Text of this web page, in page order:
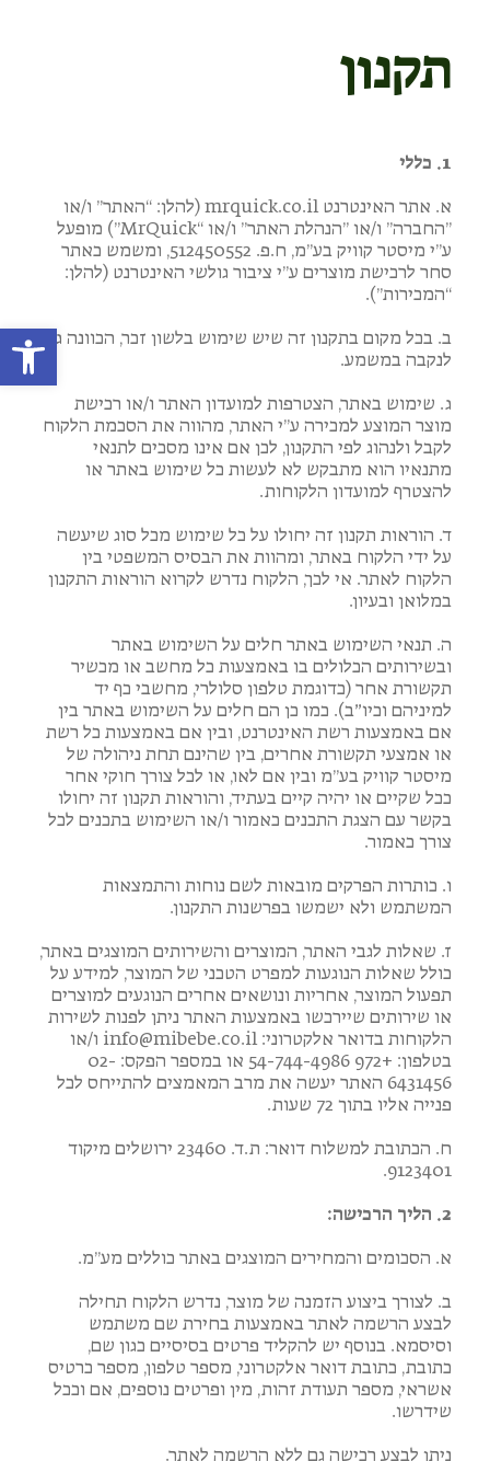
תקנון
1. כללי
א. אתר האינטרנט mrquick.co.il (להלן: “האתר” ו/או
”החברה” ו/או ”הנהלת האתר” ו/או “MrQuick”) מופעל
ע”י מיסטר קוויק בע”מ, ח.פ. 512450552, ומשמש כאתר
סחר לרכישת מוצרים ע”י ציבור גולשי האינטרנט (להלן:
“המכירות”).
ב. בכל מקום בתקנון זה שיש שימוש בלשון זכר, הכוונה גם
לנקבה במשמע.
ג. שימוש באתר, הצטרפות למועדון האתר ו/או רכישת
מוצר המוצע למכירה ע”י האתר, מהווה את הסכמת הלקוח
לקבל ולנהוג לפי התקנון, לכן אם אינו מסכים לתנאי
מתנאיו הוא מתבקש לא לעשות כל שימוש באתר או
להצטרף למועדון הלקוחות.
ד. הוראות תקנון זה יחולו על כל שימוש מכל סוג שיעשה
על ידי הלקוח באתר, ומהוות את הבסיס המשפטי בין
הלקוח לאתר. אי לכך, הלקוח נדרש לקרוא הוראות התקנון
במלואן ובעיון.
ה. תנאי השימוש באתר חלים על השימוש באתר
ובשירותים הכלולים בו באמצעות כל מחשב או מכשיר
תקשורת אחר (כדוגמת טלפון סלולרי, מחשבי כף יד
למיניהם וכיו״ב). כמו כן הם חלים על השימוש באתר בין
אם באמצעות רשת האינטרנט, ובין אם באמצעות כל רשת
או אמצעי תקשורת אחרים, בין שהינם תחת ניהולה של
מיסטר קוויק בע”מ ובין אם לאו, או לכל צורך חוקי אחר
ככל שקיים או יהיה קיים בעתיד, והוראות תקנון זה יחולו
בקשר עם הצגת התכנים כאמור ו/או השימוש בתכנים לכל
צורך כאמור.
ו. כותרות הפרקים מובאות לשם נוחות והתמצאות
המשתמש ולא ישמשו בפרשנות התקנון.
ז. שאלות לגבי האתר, המוצרים והשירותים המוצגים באתר,
כולל שאלות הנוגעות למפרט הטכני של המוצר, למידע על
תפעול המוצר, אחריות ונושאים אחרים הנוגעים למוצרים
או שירותים שיירכשו באמצעות האתר ניתן לפנות לשירות
הלקוחות בדואר אלקטרוני: info@mibebe.co.il ו/או
בטלפון: +972 54-744-4986 או במספר הפקס: 02-
6431456 האתר יעשה את מרב המאמצים להתייחס לכל
פנייה אליו בתוך 72 שעות.
ח. הכתובת למשלוח דואר: ת.ד. 23460 ירושלים מיקוד
9123401.
2. הליך הרכישה:
א. הסכומים והמחירים המוצגים באתר כוללים מע”מ.
ב. לצורך ביצוע הזמנה של מוצר, נדרש הלקוח תחילה
לבצע הרשמה לאתר באמצעות בחירת שם משתמש
וסיסמא. בנוסף יש להקליד פרטים בסיסיים כגון שם,
כתובת, כתובת דואר אלקטרוני, מספר טלפון, מספר כרטיס
אשראי, מספר תעודת זהות, מין ופרטים נוספים, אם וככל
שידרשו.
ניתן לבצע רכישה גם ללא הרשמה לאתר.